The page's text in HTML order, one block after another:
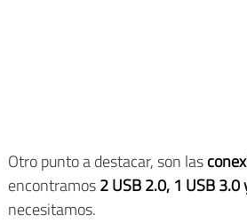
Otro punto a destacar, son las
encontramos2 USB 2.0, 1 USB
necesitamos.